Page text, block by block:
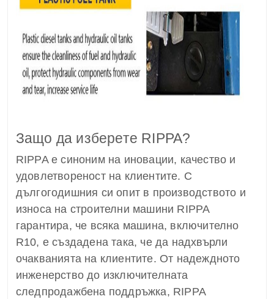
Защо да изберете RIPPA?
RIPPA е синоним на иновации, качество и
удовлетвореност на клиентите. С
дългогодишния си опит в производството и
износа на строителни машини RIPPA
гарантира, че всяка машина, включително
R10, е създадена така, че да надхвърли
очакванията на клиентите. От надеждното
инженерство до изключителната
следпродажбена поддръжка, RIPPA